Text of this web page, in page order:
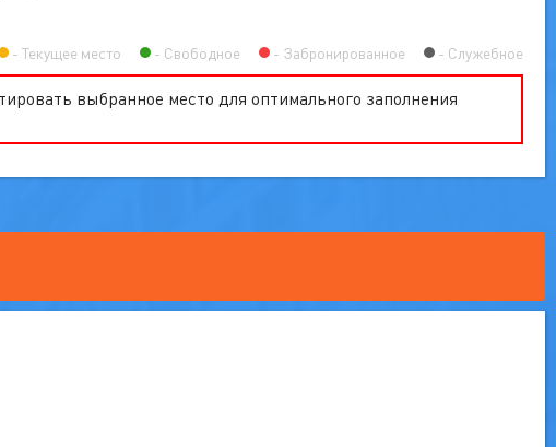
Текущее место Свободное Забронированное Служебное
выбранное место для оптимального заполнения